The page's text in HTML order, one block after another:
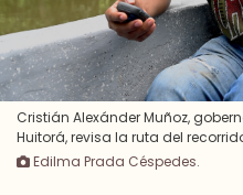
Cristián Alexánder Muñoz,
Huitorá, revisa la ruta del
Edilma Prada Céspedes.